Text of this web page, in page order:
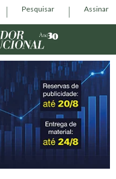
Pesquisar Assinar